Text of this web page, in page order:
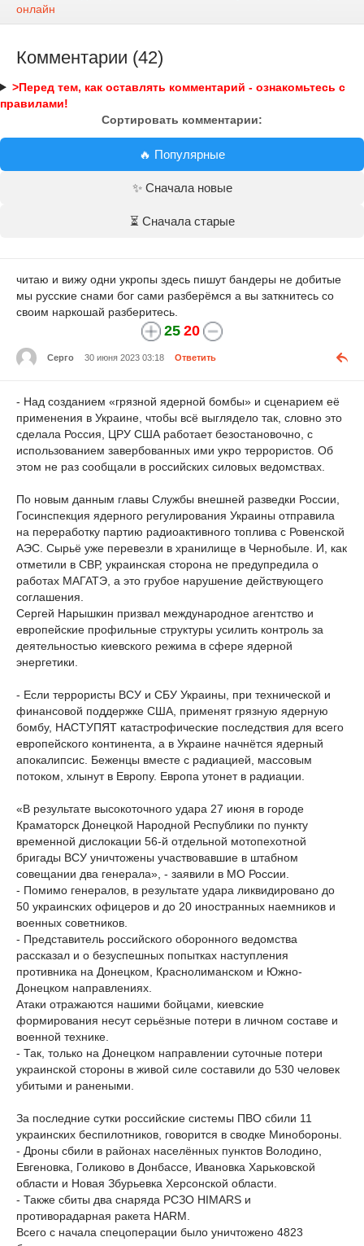
онлайн
Комментарии (42)
>Перед тем, как оставлять комментарий - ознакомьтесь с
правилами!
Сортировать комментарии:
🔥 Популярные
✨ Сначала новые
⏳ Сначала старые
читаю и вижу одни укропы здесь пишут бандеры не добитые
мы русские снами бог сами разберёмся а вы заткнитесь со
своим наркошай разберитесь.
25 20
Серго 30 июня 2023 03:18 Ответить
- Над созданием «грязной ядерной бомбы» и сценарием её
применения в Украине, чтобы всё выглядело так, словно это
сделала Россия, ЦРУ США работает безостановочно, с
использованием завербованных ими укро террористов. Об
этом не раз сообщали в российских силовых ведомствах.
По новым данным главы Службы внешней разведки России,
Госинспекция ядерного регулирования Украины отправила
на переработку партию радиоактивного топлива с Ровенской
АЭС. Сырьё уже перевезли в хранилище в Чернобыле. И, как
отметили в СВР, украинская сторона не предупредила о
работах МАГАТЭ, а это грубое нарушение действующего
соглашения.
Сергей Нарышкин призвал международное агентство и
европейские профильные структуры усилить контроль за
деятельностью киевского режима в сфере ядерной
энергетики.
- Если террористы ВСУ и СБУ Украины, при технической и
финансовой поддержке США, применят грязную ядерную
бомбу, НАСТУПЯТ катастрофические последствия для всего
европейского континента, а в Украине начнётся ядерный
апокалипсис. Беженцы вместе с радиацией, массовым
потоком, хлынут в Европу. Европа утонет в радиации.
«В результате высокоточного удара 27 июня в городе
Краматорск Донецкой Народной Республики по пункту
временной дислокации 56-й отдельной мотопехотной
бригады ВСУ уничтожены участвовавшие в штабном
совещании два генерала», - заявили в МО России.
- Помимо генералов, в результате удара ликвидировано до
50 украинских офицеров и до 20 иностранных наемников и
военных советников.
- Представитель российского оборонного ведомства
рассказал и о безуспешных попытках наступления
противника на Донецком, Краснолиманском и Южно-
Донецком направлениях.
Атаки отражаются нашими бойцами, киевские
формирования несут серьёзные потери в личном составе и
военной технике.
- Так, только на Донецком направлении суточные потери
украинской стороны в живой силе составили до 530 человек
убитыми и ранеными.
За последние сутки российские системы ПВО сбили 11
украинских беспилотников, говорится в сводке Минобороны.
- Дроны сбили в районах населённых пунктов Володино,
Евгеновка, Голиково в Донбассе, Ивановка Харьковской
области и Новая Збурьевка Херсонской области.
- Также сбиты два снаряда РСЗО HIMARS и
противорадарная ракета HARM.
Всего с начала спецоперации было уничтожено 4823